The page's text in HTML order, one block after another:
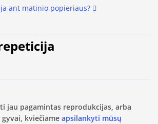
ant matinio popieriaus?
jau pagamintas reprodukcijas, arba
kviečiame apsilankyti mūsų